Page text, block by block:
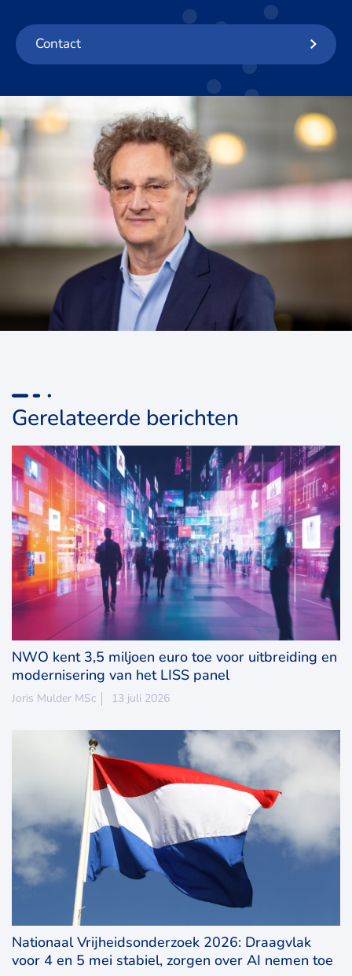
Contact
Gerelateerde berichten
NWO kent 3,5 miljoen euro toe voor uitbreiding en
modernisering van het LISS panel
Joris Mulder MSc 13 juli 2026
Nationaal Vrijheidsonderzoek 2026: Draagvlak
voor 4 en 5 mei stabiel, zorgen over AI nemen toe